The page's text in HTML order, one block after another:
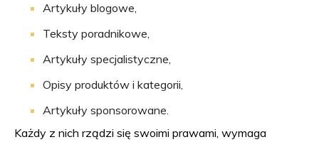
Artykuły blogowe,
Teksty poradnikowe,
Artykuły specjalistyczne,
Opisy produktów i kategorii,
Artykuły sponsorowane.
Każdy z nich rządzi się swoimi prawami, wymaga